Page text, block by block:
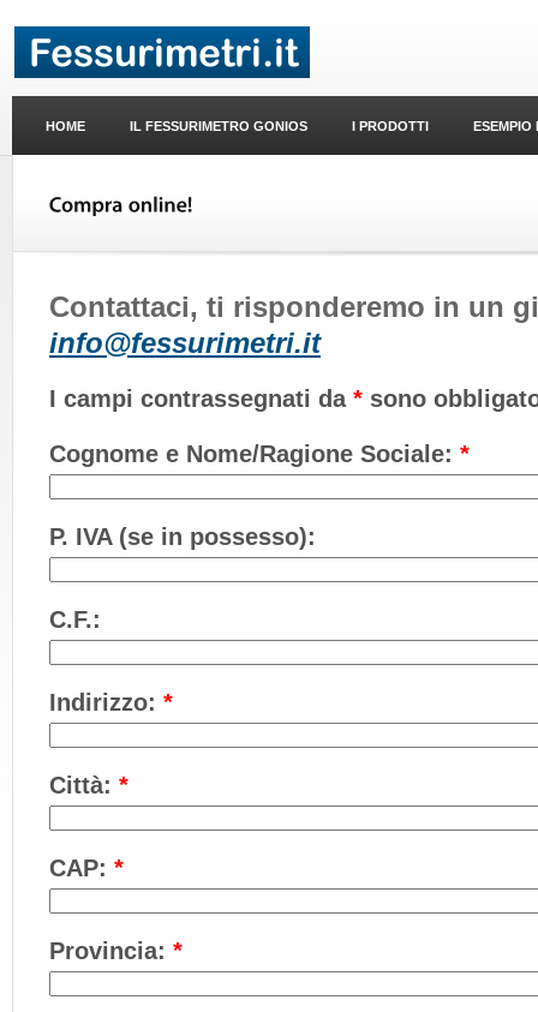
HOME IL FESSURIMETRO GONIOS I PRODOTTI ESEMPIO
Contattaci, ti risponderemo in un
info@fessurimetri.it
I campi contrassegnati da * sono
Cognome e Nome/Ragione Sociale: *
P. IVA (se in possesso):
C.F.:
Indirizzo: *
Città: *
CAP: *
Provincia: *